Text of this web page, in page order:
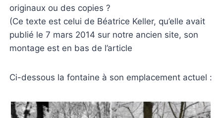
originaux ou des copies ?
(Ce texte est celui de Béatrice Keller, qu’elle avait
publié le 7 mars 2014 sur notre ancien site, son
montage est en bas de l’article
Ci-dessous la fontaine à son emplacement actuel :